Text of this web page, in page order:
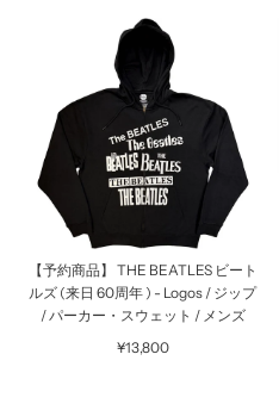
【予約商品】 THE BEATLES ビート
ルズ (来日 60周年 ) - Logos / ジップ
/ パーカー・スウェット / メンズ
¥13,800